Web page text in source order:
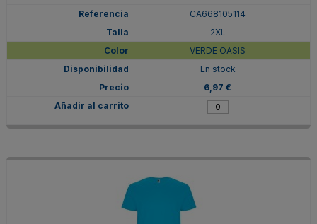
CA668105114
2XL
VERDE OASIS
En stock
6,97 €